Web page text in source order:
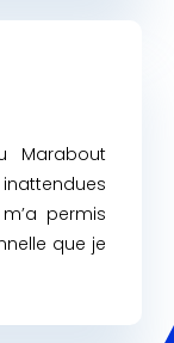
Marabout
permis
que je